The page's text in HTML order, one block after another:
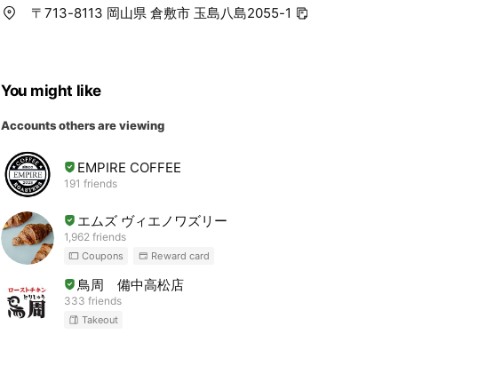
〒713-8113 岡山県 倉敷市 玉島八島2055-1
You might like
Accounts others are viewing
EMPIRE COFFEE
191 friends
エムズ ヴィエノワズリー
1,962 friends
Coupons Reward card
鳥周 備中高松店
333 friends
Takeout